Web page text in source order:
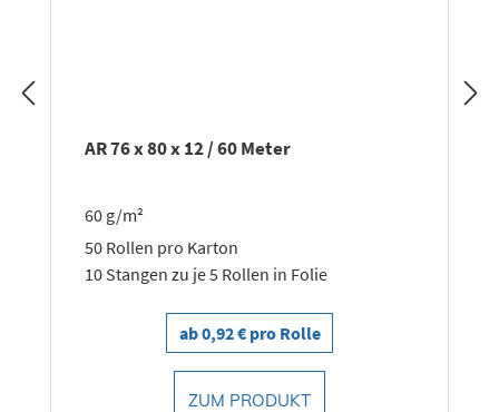
AR 76 x 80 x 12 / 60 Meter
60 g/m²
50 Rollen pro Karton
10 Stangen zu je 5 Rollen in Folie
ab 0,92 € pro Rolle
ZUM PRODUKT